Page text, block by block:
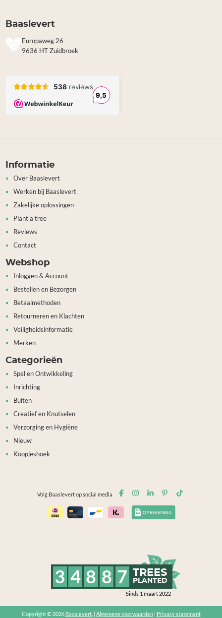
Baaslevert
Europaweg 26
9636 HT Zuidbroek
Informatie
Over Baaslevert
Werken bij Baaslevert
Zakelijke oplossingen
Plant a tree
Reviews
Contact
Webshop
Inloggen & Account
Bestellen en Bezorgen
Betaalmethoden
Retourneren en Klachten
Veiligheidsinformatie
Merken
Categorieën
Spel en Ontwikkeling
Inrichting
Buiten
Creatief en Knutselen
Verzorging en Hygiëne
Nieuw
Koopjeshoek
Volg Baaslevert op social media
3 4 8 8 7 TREES
PLANTED
Sinds 1 maart 2022
Copyright © 2026 Baaslevert. Algemene voorwaarden| Privacy statement